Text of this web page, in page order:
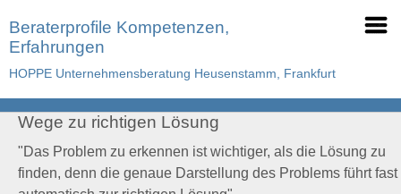
Beraterprofile Kompetenzen,
Erfahrungen
HOPPE Unternehmensberatung Heusenstamm, Frankfurt
Wege zu richtigen Lösung
"Das Problem zu erkennen ist wichtiger, als die Lösung zu
finden, denn die genaue Darstellung des Problems führt fast